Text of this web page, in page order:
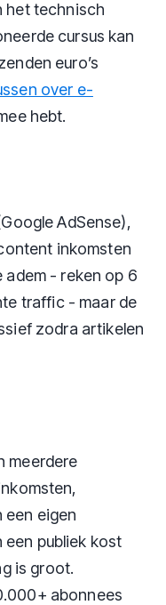
het technisch
cursus kan
euro’s
over e-
hebt.
AdSense),
inkomsten
adem - reken op 6
traffic - maar de
zodra artikelen
meerdere
een eigen
een publiek kost
is groot.
abonnees